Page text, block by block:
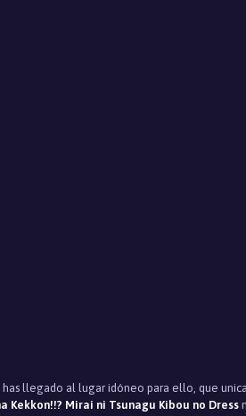
has llegado al lugar idóneo para ello, que
Kekkon!!? Mirai ni Tsunagu Kibou no Dress